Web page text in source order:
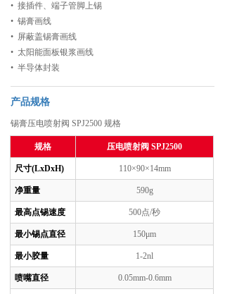
规格 压电喷射阀 SPJ2500
尺寸(LxDxH) 110×90×14mm
净重量 590g
最高点锡速度 500点/秒
最小锡点直径 150μm
最小胶量 1-2nl
喷嘴直径 0.05mm-0.6mm
产品规格
锡膏压电喷射阀 SPJ2500 规格
• 接插件、端子管脚上锡
• 锡膏画线
• 屏蔽盖锡膏画线
• 太阳能面板银浆画线
• 半导体封装